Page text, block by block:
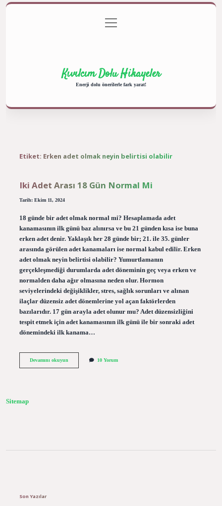
Gizlilik Politikası
menüyü
aç
Kıvılcım Dolu Hikayeler
Enerji dolu önerilerle fark yarat!
Etiket: Erken adet olmak neyin belirtisi olabilir
Iki Adet Arası 18 Gün Normal Mi
Tarih: Ekim 11, 2024
18 günde bir adet olmak normal mi? Hesaplamada adet
kanamasının ilk günü baz alınırsa ve bu 21 günden kısa ise buna
erken adet denir. Yaklaşık her 28 günde bir; 21. ile 35. günler
arasında görülen adet kanamaları ise normal kabul edilir. Erken
adet olmak neyin belirtisi olabilir? Yumurtlamanın
gerçekleşmediği durumlarda adet döneminin geç veya erken ve
normalden daha ağır olmasına neden olur. Hormon
seviyelerindeki değişiklikler, stres, sağlık sorunları ve alınan
ilaçlar düzensiz adet dönemlerine yol açan faktörlerden
bazılarıdır. 17 gün arayla adet olunur mu? Adet düzensizliğini
tespit etmek için adet kanamasının ilk günü ile bir sonraki adet
dönemindeki ilk kanama…
Devamını okuyunIki
10 Yorum
Sitemap
Son Yazılar